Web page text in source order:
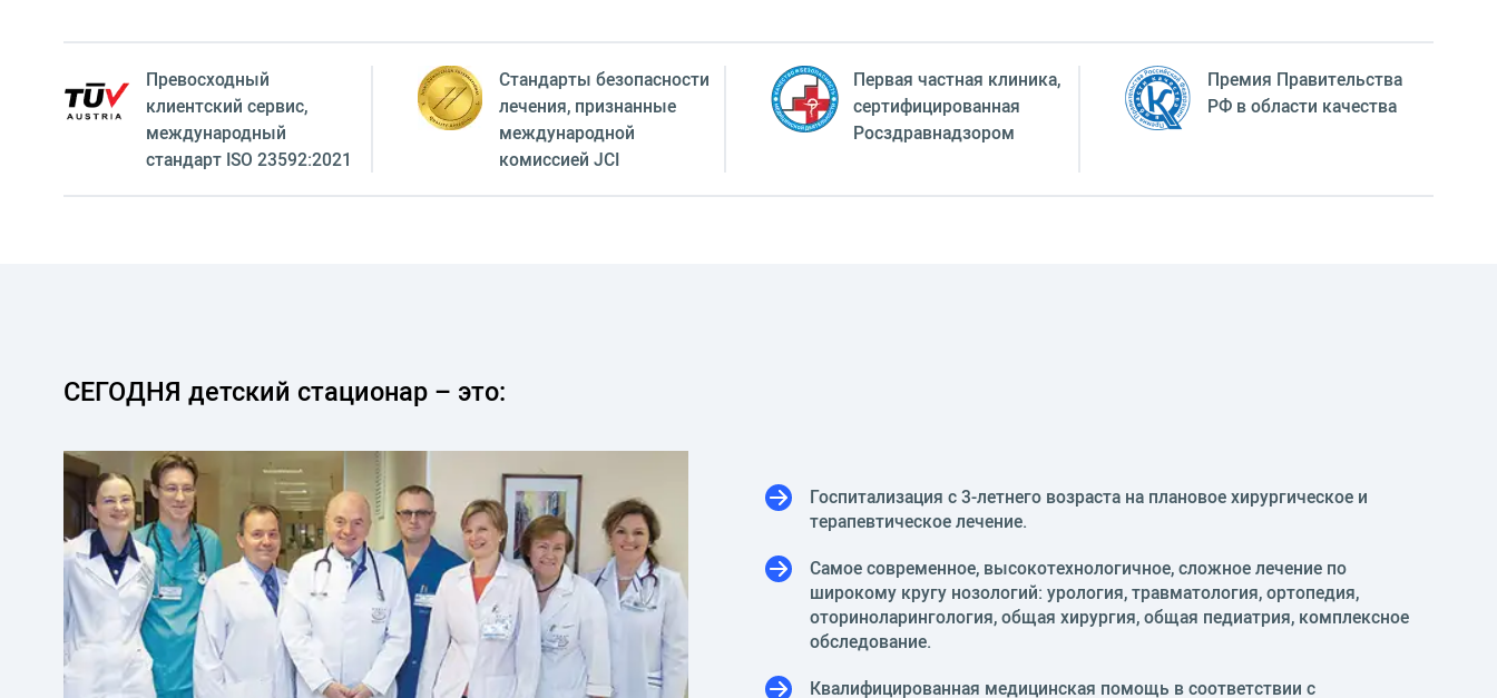
Превосходный
клиентский сервиc,
международный
стандарт ISO 23592:2021
Стандарты безопасности
лечения, признанные
международной
комиссией JCI
Первая частная клиника,
сертифицированная
Росздравнадзором
Премия Правительства
РФ в области качества
СЕГОДНЯ детский стационар – это:
Госпитализация с 3-летнего возраста на плановое хирургическое и
терапевтическое лечение.
Самое современное, высокотехнологичное, сложное лечение по
широкому кругу нозологий: урология, травматология, ортопедия,
оториноларингология, общая хирургия, общая педиатрия, комплексное
обследование.
Квалифицированная медицинская помощь в соответствии с